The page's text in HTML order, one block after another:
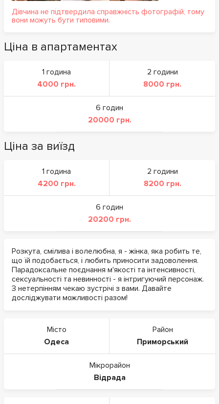
Дівчина не підтвердила справжність фотографій, тому
вони можуть бути типовими.
Ціна в апартаментах
1 година
4000 грн.
2 години
8000 грн.
6 годин
20000 грн.
Ціна за виїзд
1 година
4200 грн.
2 години
8200 грн.
6 годин
20200 грн.
Розкута, смілива і волелюбна, я - жінка, яка робить те,
що їй подобається, і любить приносити задоволення.
Парадоксальне поєднання м'якості та інтенсивності,
сексуальності та невинності - я інтригуючий персонаж.
З нетерпінням чекаю зустрічі з вами. Давайте
досліджувати можливості разом!
Місто
Одеса
Район
Приморський
Мікрорайон
Відрада